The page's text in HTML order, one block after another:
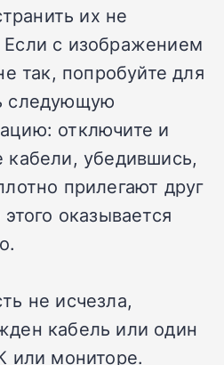
их не
с изображением
так, попробуйте для
следующую
отключите и
кабели, убедившись,
прилегают друг
оказывается
не исчезла,
кабель или один
или мониторе.